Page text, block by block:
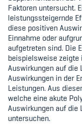
Faktoren untersucht.
leistungssteigernde
diese positiven
Einnahme oder
aufgetreten sind. Die
beispielsweise zeigte
Auswirkungen auf die
Auswirkungen in der
Leistungen. Aus
welche eine akute
Auswirkungen auf die
untersuchen.